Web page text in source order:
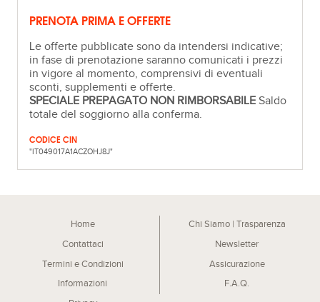
PRENOTA PRIMA E OFFERTE
Le offerte pubblicate sono da intendersi indicative;
in fase di prenotazione saranno comunicati i prezzi
in vigore al momento, comprensivi di eventuali
sconti, supplementi e offerte.
SPECIALE PREPAGATO NON RIMBORSABILE Saldo
totale del soggiorno alla conferma.
CODICE CIN
"IT049017A1ACZOHJ8J"
Home
Chi Siamo | Trasparenza
Contattaci
Newsletter
Termini e Condizioni
Assicurazione
Informazioni
F.A.Q.